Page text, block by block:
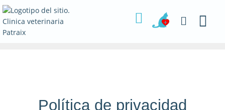
Ir
al
contenido
Política de privacidad